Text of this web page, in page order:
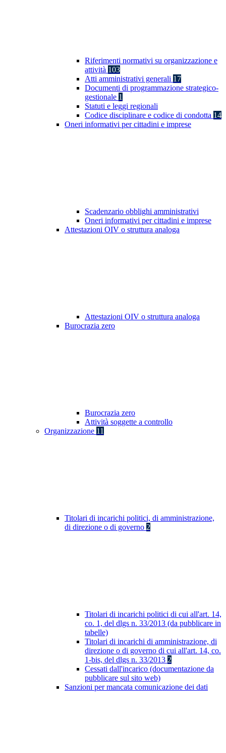
Riferimenti normativi su organizzazione e
attività 103
Atti amministrativi generali 17
Documenti di programmazione strategico-
gestionale 1
Statuti e leggi regionali
Codice disciplinare e codice di condotta 14
Oneri informativi per cittadini e imprese
Scadenzario obblighi amministrativi
Oneri informativi per cittadini e imprese
Attestazioni OIV o struttura analoga
Attestazioni OIV o struttura analoga
Burocrazia zero
Burocrazia zero
Attività soggette a controllo
Organizzazione 11
Titolari di incarichi politici, di amministrazione,
di direzione o di governo 2
Titolari di incarichi politici di cui all'art. 14,
co. 1, del dlgs n. 33/2013 (da pubblicare in
tabelle)
Titolari di incarichi di amministrazione, di
direzione o di governo di cui all'art. 14, co.
1-bis, del dlgs n. 33/2013 2
Cessati dall'incarico (documentazione da
pubblicare sul sito web)
Sanzioni per mancata comunicazione dei dati